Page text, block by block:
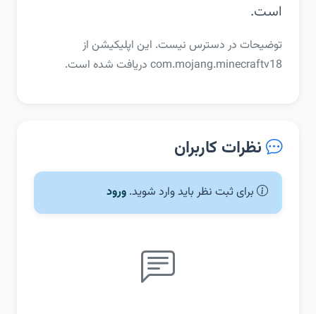
است.
توضیحات در دسترس نیست. این اپلیکیشن از
com.mojang.minecraftv18 دریافت شده است.
نظرات کاربران
برای ثبت نظر باید وارد شوید. ورود